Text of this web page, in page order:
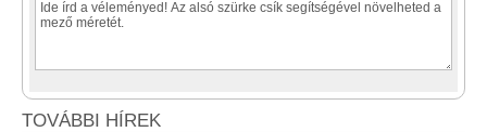
TOVÁBBI HÍREK